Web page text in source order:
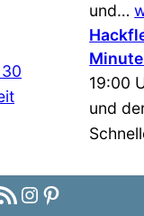
und…
19:00
und
RSS-Feed Instagram Pinterest